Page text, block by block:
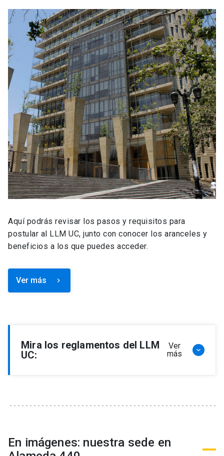
Aquí podrás revisar los pasos y requisitos para
postular al LLM UC, junto con conocer los aranceles y
beneficios a los que puedes acceder.
Ver más keyboard_arrow_right
Mira los reglamentos del LLM
UC:
Ver
más
keyboard_arrow_down
Reglamento de Becas y Descuentos Programa
de Magíster en Derecho, LLM
En imágenes: nuestra sede en